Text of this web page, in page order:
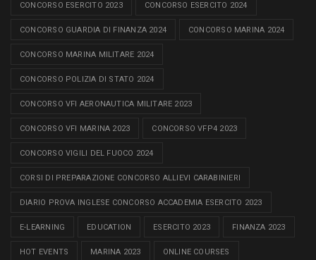
CONCORSO ESERCITO 2023 CONCORSO ESERCITO 2024
CONCORSO GUARDIA DI FINANZA 2024 CONCORSO MARINA 2024
CONCORSO MARINA MILITARE 2024
CONCORSO POLIZIA DI STATO 2024
CONCORSO VFI AERONAUTICA MILITARE 2023
CONCORSO VFI MARINA 2023 CONCORSO VFP4 2023
CONCORSO VIGILI DEL FUOCO 2024
CORSI DI PREPARAZIONE CONCORSO ALLIEVI CARABINIERI
DIARIO PROVA INGLESE CONCORSO ACCADEMIA ESERCITO 2023
E-LEARNING EDUCATION ESERCITO 2023 FINANZA 2023
HOT EVENTS MARINA 2023 ONLINE COURSES